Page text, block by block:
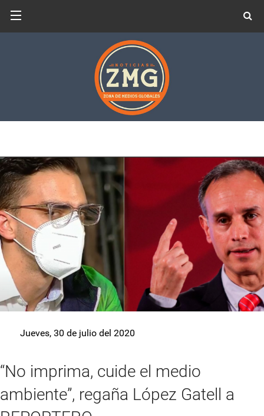
Jueves, 30 de julio del 2020
“No imprima, cuide el medio
ambiente”, regaña López Gatell a